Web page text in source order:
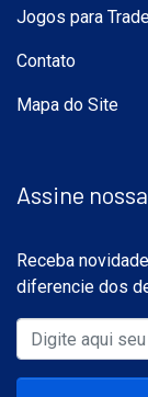
Jogos para
Contato
Mapa do Site
Assine
Receba
diferencie dos